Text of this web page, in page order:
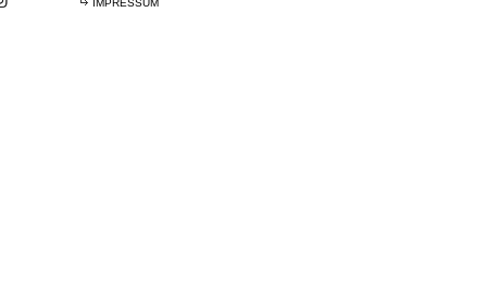
IMPRESSUM